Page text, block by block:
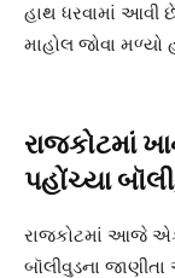
હાથ ધરવામાં આવી
માહોલ જોવા મળ્યો
રાજકોટમાં
પહોંચ્યા
રાજકોટમાં આજે
બૉલીવુડના